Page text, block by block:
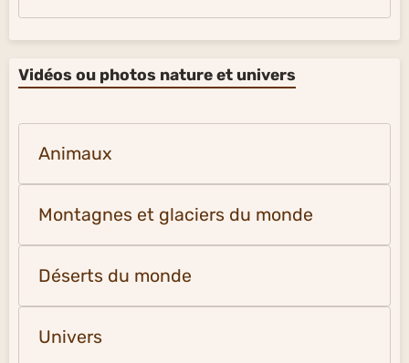
Vidéos ou photos nature et univers
Animaux
Montagnes et glaciers du monde
Déserts du monde
Univers